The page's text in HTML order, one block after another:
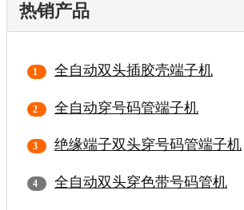
热销产品
全自动双头插胶壳端子机
全自动穿号码管端子机
绝缘端子双头穿号码管端子机
全自动双头穿色带号码管机